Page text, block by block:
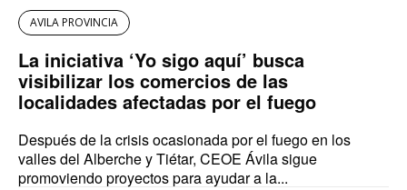
AVILA PROVINCIA
La iniciativa ‘Yo sigo aquí’ busca
visibilizar los comercios de las
localidades afectadas por el fuego
Después de la crisis ocasionada por el fuego en los
valles del Alberche y Tiétar, CEOE Ávila sigue
promoviendo proyectos para ayudar a la...